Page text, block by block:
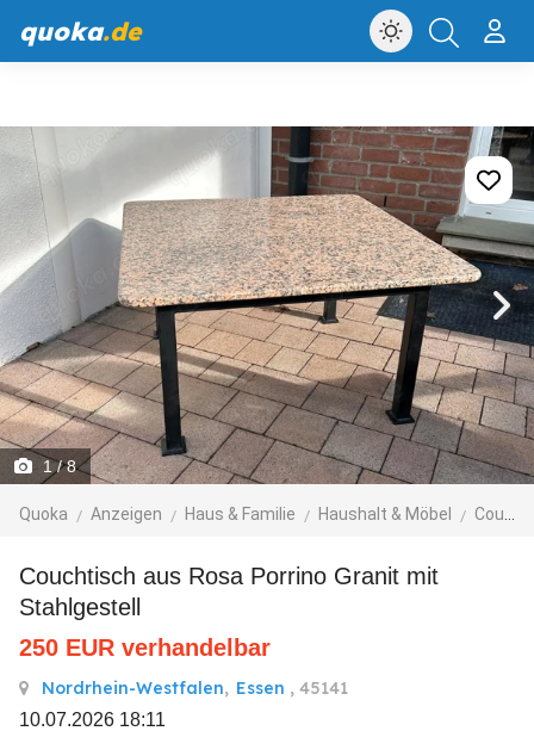
quoka.de
1/ 8
Quoka Anzeigen Haus & Familie Haushalt & Möbel Couchtische
Couchtisch aus Rosa Porrino Granit mit
Stahlgestell
250 EUR verhandelbar
Nordrhein-Westfalen, Essen , 45141
10.07.2026 18:11